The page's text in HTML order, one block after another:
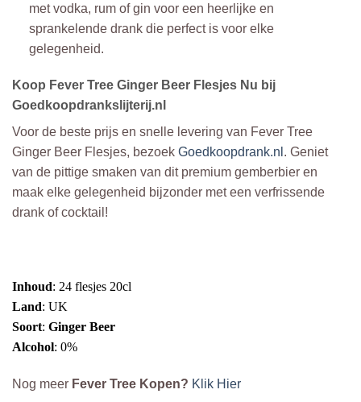
met vodka, rum of gin voor een heerlijke en
sprankelende drank die perfect is voor elke
gelegenheid.
Koop Fever Tree Ginger Beer Flesjes Nu bij
Goedkoopdrankslijterij.nl
Voor de beste prijs en snelle levering van Fever Tree
Ginger Beer Flesjes, bezoek Goedkoopdrank.nl . Geniet
van de pittige smaken van dit premium gemberbier en
maak elke gelegenheid bijzonder met een verfrissende
drank of cocktail!
Inhoud: 24 flesjes 20cl
Land: UK
Soort: Ginger Beer
Alcohol: 0%
Nog meer Fever Tree Kopen? Klik Hier